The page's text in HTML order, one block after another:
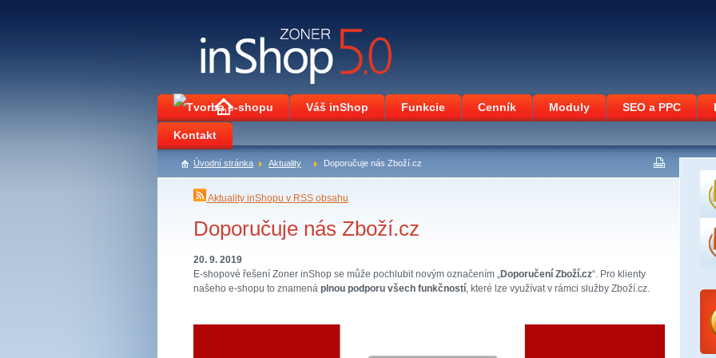
Váš inShop Funkcie Cenník Moduly SEO a PPC
Kontakt
Úvodní stránka Aktuality Doporučuje nás Zboží.cz
Aktuality inShopu v RSS obsahu
Doporučuje nás Zboží.cz
20. 9. 2019
E-shopové řešení Zoner inShop se může pochlubit novým označením „Doporučení Zboží.cz“. Pro klienty
našeho e-shopu to znamená plnou podporu všech funkčností, které lze využívat v rámci služby Zboží.cz.